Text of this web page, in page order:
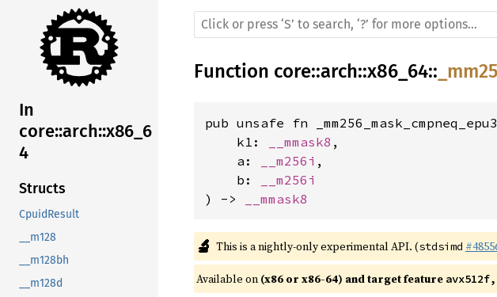
In
core::arch::x86_6
4
Structs
CpuidResult
__m128
__m128bh
__m128d
Function core::arch::x86_64::
pub unsafe fn
    k1:
__mmask8 ,
    a:
__m256i ,
    b:
__m256i
) ->
__mmask8
🔬 This is a nightly-only experimental API. (stdsimd
Available on (x86 or x86-64) and target feature